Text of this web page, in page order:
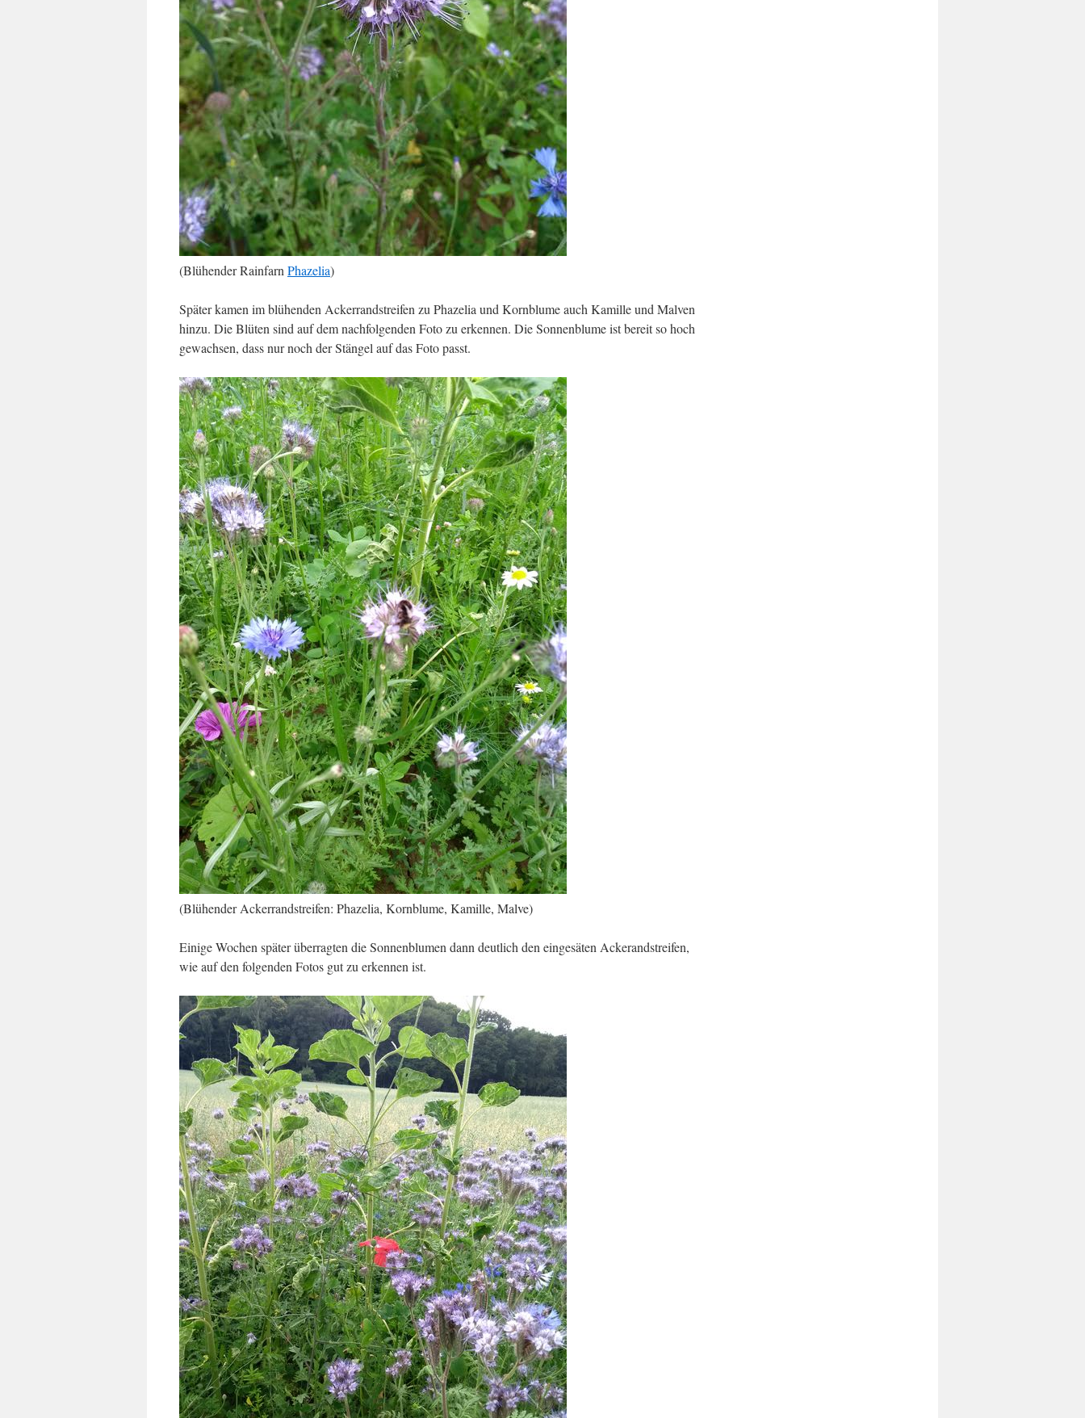
(Blühender Rainfarn Phazelia)
Später kamen im blühenden Ackerrandstreifen zu Phazelia und Kornblume auch Kamille und Malven
hinzu. Die Blüten sind auf dem nachfolgenden Foto zu erkennen. Die Sonnenblume ist bereit so hoch
gewachsen, dass nur noch der Stängel auf das Foto passt.
(Blühender Ackerrandstreifen: Phazelia, Kornblume, Kamille, Malve)
Einige Wochen später überragten die Sonnenblumen dann deutlich den eingesäten Ackerandstreifen,
wie auf den folgenden Fotos gut zu erkennen ist.